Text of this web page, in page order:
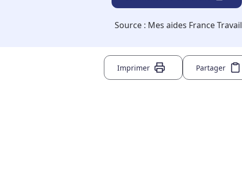
Source : Mes aides France Travail
Imprimer Partager